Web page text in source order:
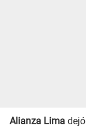
Alianza Lima